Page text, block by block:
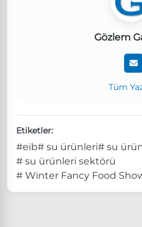
Gözlem
Tüm
Etiketler:
#eib# su ürünleri# su
# su ürünleri sektörü
# Winter Fancy Food